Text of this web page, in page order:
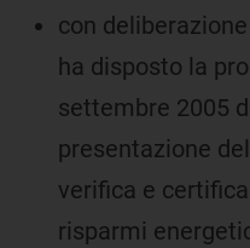
con
ha disposto la
settembre 2005
presentazione
verifica e
risparmi